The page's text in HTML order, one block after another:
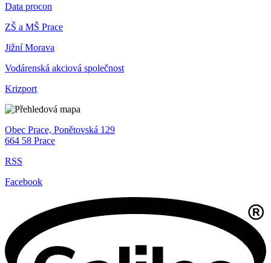
Data procon
ZŠ a MŠ Prace
Jižní Morava
Vodárenská akciová společnost
Krizport
Obec Prace, Ponětovská 129
664 58 Prace
RSS
Facebook